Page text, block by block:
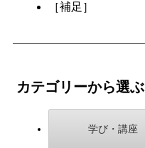
［補足］
カテゴリーから選ぶ
学び・講座